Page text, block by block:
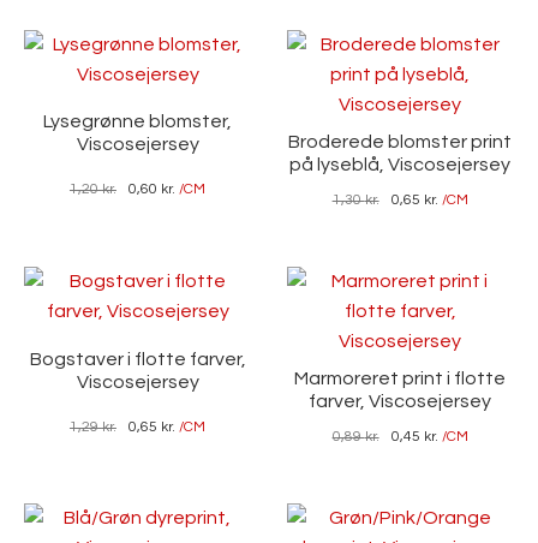
Lysegrønne blomster,
Viscosejersey
1,20kr. 0,60 kr. /CM
Broderede blomster print
på lyseblå, Viscosejersey
1,30kr. 0,65 kr. /CM
Bogstaver i flotte farver,
Viscosejersey
1,29kr. 0,65 kr. /CM
Marmoreret print i flotte
farver, Viscosejersey
0,89kr. 0,45 kr. /CM